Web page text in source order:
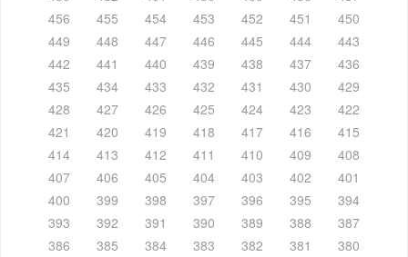
456
455 454 453 452 451
450
449
448 447 446 445 444
443
442
441 440 439 438 437
436
435
434 433 432 431 430
429
428
427 426 425 424 423
422
421
420 419 418 417 416
415
414
413 412 411 410 409
408
407
406 405 404 403 402
401
400
399 398 397 396 395
394
393
392 391 390 389 388
387
386
385 384 383 382 381
380